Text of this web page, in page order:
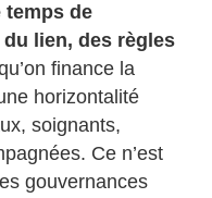
temps de
lien, des règles
finance la
horizontalité
soignants,
Ce n’est
gouvernances